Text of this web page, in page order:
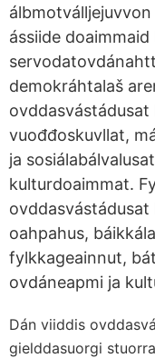
ássiide
demokráhtalaš
vuođđoskuvllat,
ja
kulturdoaimmat.
oahpahus,
fylkkageainnut,
ovdáneapmi ja
Dán viiddis
gielddasuorgi